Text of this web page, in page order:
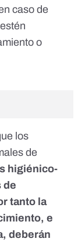
caso de
o
los
de
higiénico-
de
tanto la
e
deberán